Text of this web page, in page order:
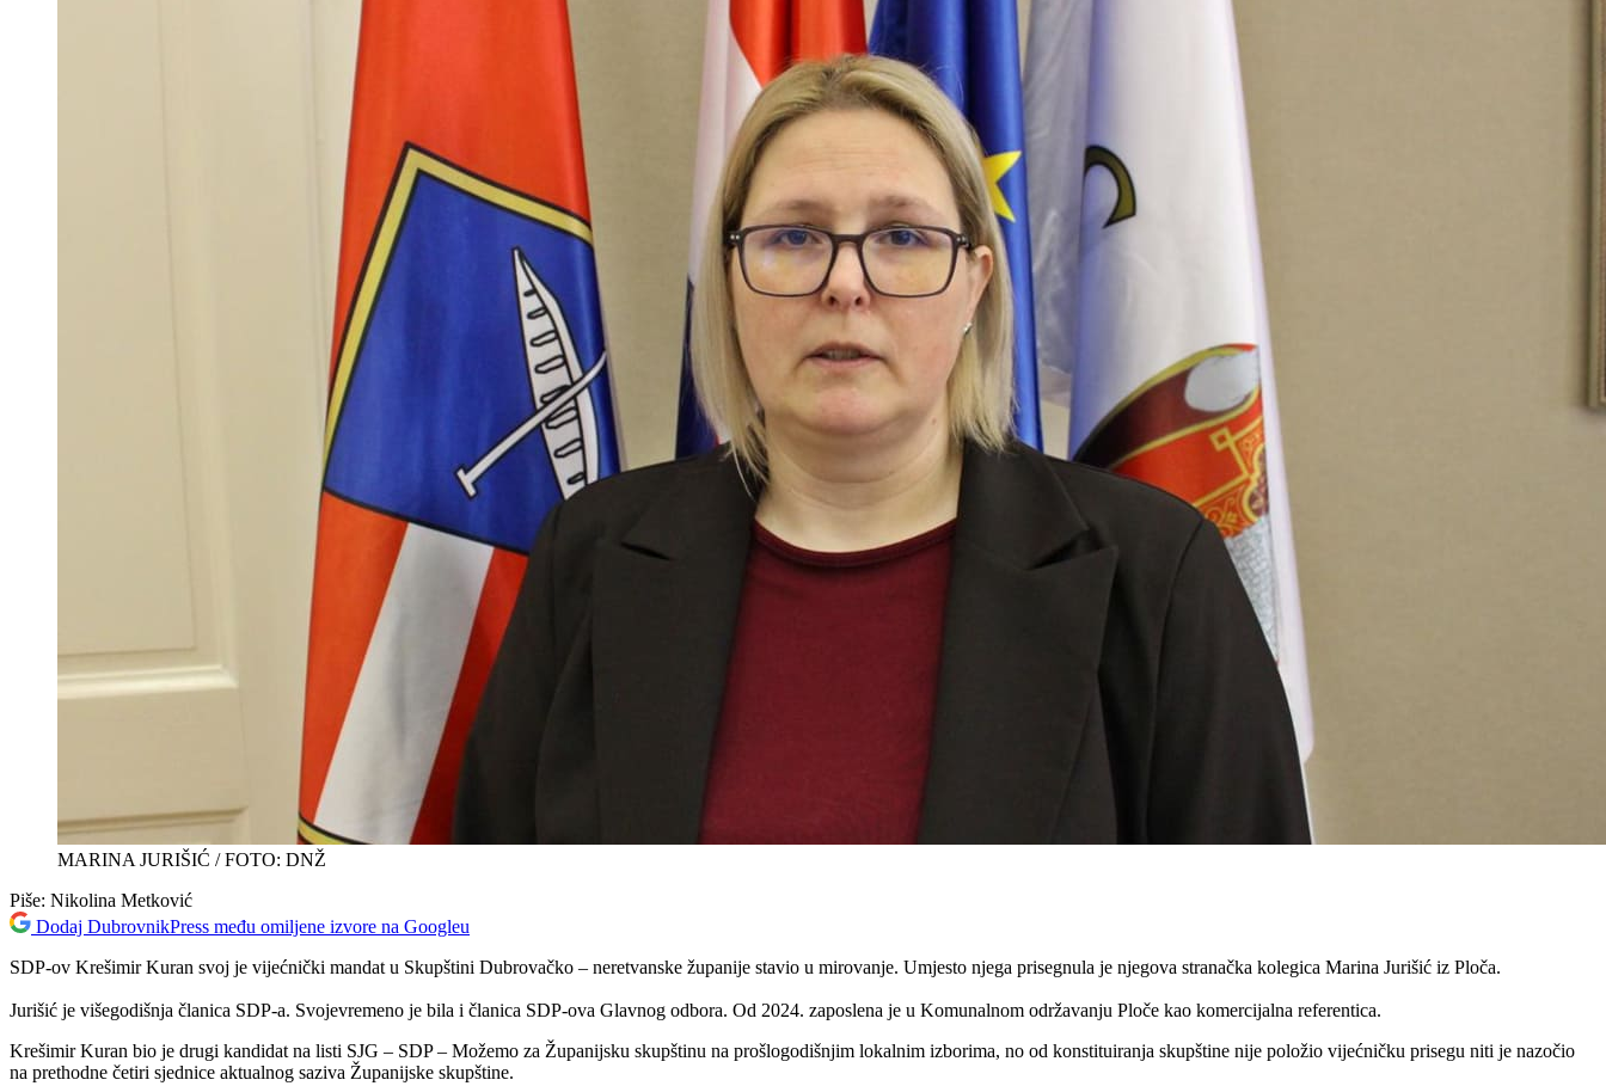
MARINA JURIŠIĆ / FOTO: DNŽ
Piše: Nikolina Metković
Dodaj DubrovnikPress među omiljene izvore na Googleu
SDP-ov Krešimir Kuran svoj je vijećnički mandat u Skupštini Dubrovačko – neretvanske županije stavio u mirovanje. Umjesto njega prisegnula je njegova stranačka kolegica Marina Jurišić iz Ploča.
Jurišić je višegodišnja članica SDP-a. Svojevremeno je bila i članica SDP-ova Glavnog odbora. Od 2024. zaposlena je u Komunalnom održavanju Ploče kao komercijalna referentica.
Krešimir Kuran bio je drugi kandidat na listi SJG – SDP – Možemo za Županijsku skupštinu na prošlogodišnjim lokalnim izborima, no od konstituiranja skupštine nije položio vijećničku prisegu niti je nazočio
na prethodne četiri sjednice aktualnog saziva Županijske skupštine.